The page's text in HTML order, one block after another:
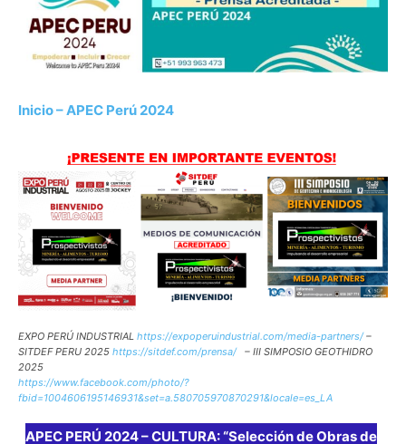
Inicio – APEC Perú 2024
EXPO PERÚ INDUSTRIAL https://expoperuindustrial.com/media-partners/–
SITDEF PERU 2025 https://sitdef.com/prensa/– III SIMPOSIO GEOTHIDRO
2025
https://www.facebook.com/photo/?
fbid=1004606195146931&set=a.580705970870291&locale=es_LA
APEC PERÚ 2024 – CULTURA: “Selección de Obras de